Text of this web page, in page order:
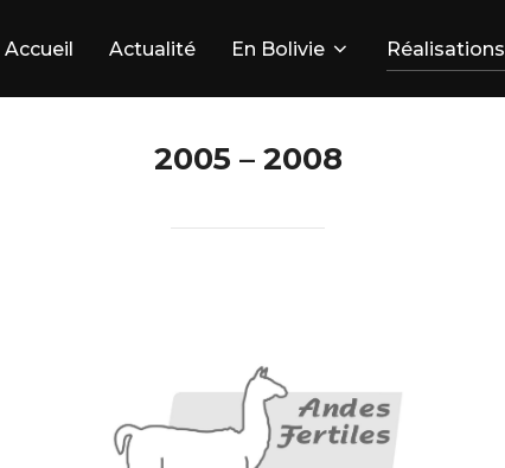
Accueil Actualité En Bolivie Réalisations
2005 – 2008